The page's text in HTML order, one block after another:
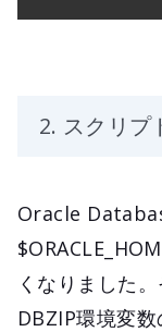
2. スクリプ
Oracle
くなりました
DBZIP環境変数